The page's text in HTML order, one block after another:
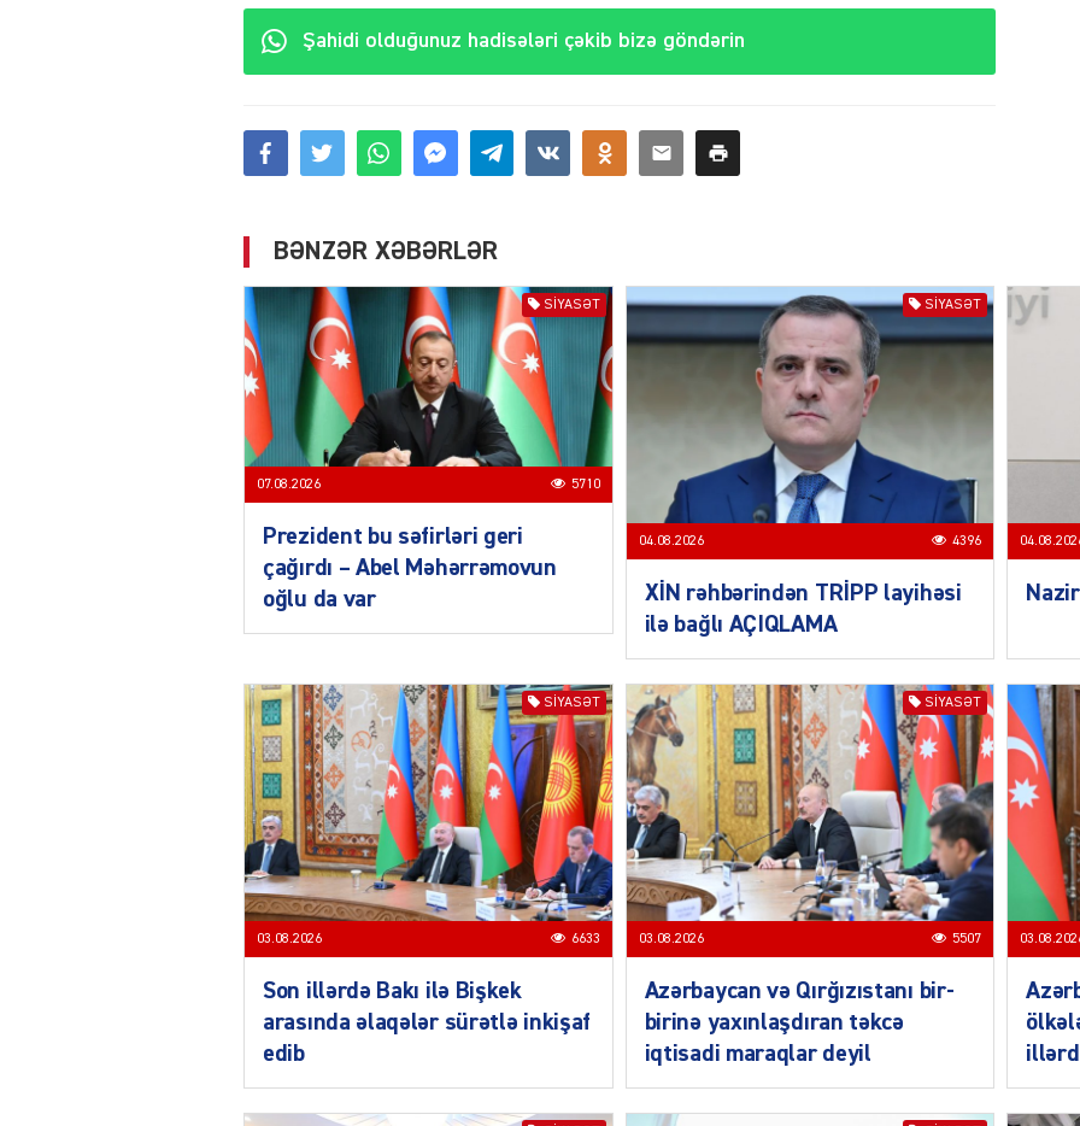
Şahidi olduğunuz hadisələri çəkib bizə göndərin
SIYASƏT
ŞOU-
BƏNZƏR XƏBƏRLƏR
SIYASƏT
07.08.2026 5710
Prezident bu səfirləri geri
çağırdı – Abel Məhərrəmovun
oğlu da var
SIYASƏT
04.08.2026 4396
XİN rəhbərindən TRİPP layihəsi
ilə bağlı AÇIQLAMA
SIYASƏT
03.08.2026 6633
Son illərdə Bakı ilə Bişkek
arasında əlaqələr sürətlə inkişaf
edib
SIYASƏT
03.08.2026 5507
Azərbaycan və Qırğızıstanı bir-
birinə yaxınlaşdıran təkcə
iqtisadi maraqlar deyil